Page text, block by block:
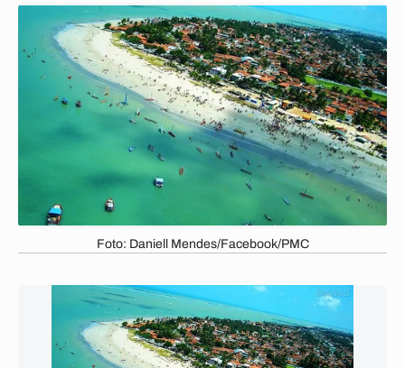
Foto: Daniell Mendes/Facebook/PMC